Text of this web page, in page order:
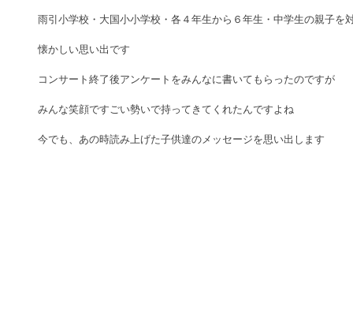
雨引小学校・大国小小学校・各４年生から６年生・中学生の親子を
懐かしい思い出です
コンサート終了後アンケートをみんなに書いてもらったのですが
みんな笑顔ですごい勢いで持ってきてくれたんですよね
今でも、あの時読み上げた子供達のメッセージを思い出します